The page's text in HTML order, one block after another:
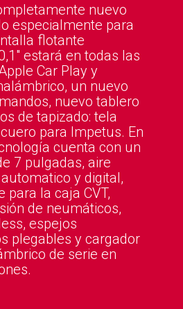
nuevo
especialmente para
flotante
estará en todas las
Car Play y
un nuevo
nuevo tablero
de tapizado: tela
para Impetus. En
cuenta con un
7 pulgadas, aire
y digital,
para la caja CVT,
de neumáticos,
espejos
plegables y cargador
de serie en